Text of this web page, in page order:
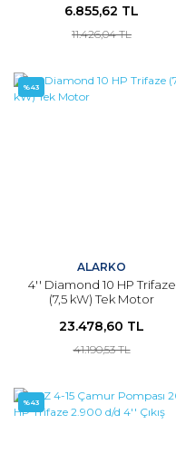
6.855,62 TL
11.426,04 TL
%43
ALARKO
4'' Diamond 10 HP Trifaze
(7,5 kW) Tek Motor
23.478,60 TL
41.190,53 TL
%43